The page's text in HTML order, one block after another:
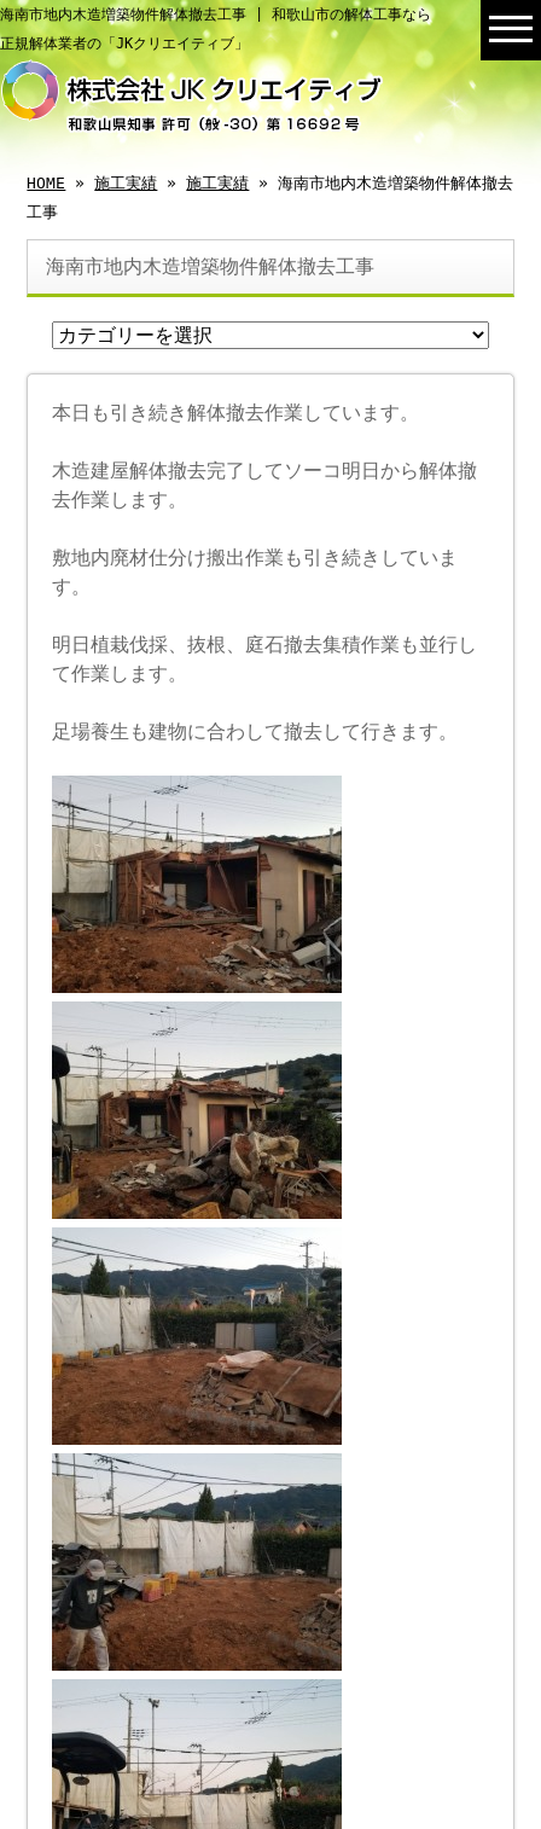
海南市地内木造増築物件解体撤去工事 | 和歌山市の解体工事なら
正規解体業者の「JKクリエイティブ」
HOME »施工実績 »施工実績 » 海南市地内木造増築物件解体撤去
工事
海南市地内木造増築物件解体撤去工事
本日も引き続き解体撤去作業しています。
木造建屋解体撤去完了してソーコ明日から解体撤
去作業します。
敷地内廃材仕分け搬出作業も引き続きしていま
す。
明日植栽伐採、抜根、庭石撤去集積作業も並行し
て作業します。
足場養生も建物に合わして撤去して行きます。